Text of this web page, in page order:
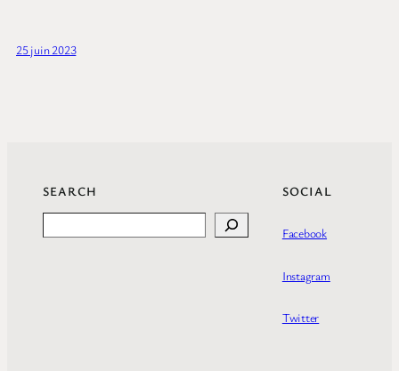
25 juin 2023
SEARCH SOCIAL
Facebook
Instagram
Twitter